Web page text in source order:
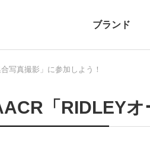
ブランド
自転車パーツ
ス プレスリリース
写真撮影」に参加しよう！
「RIDLEYオ